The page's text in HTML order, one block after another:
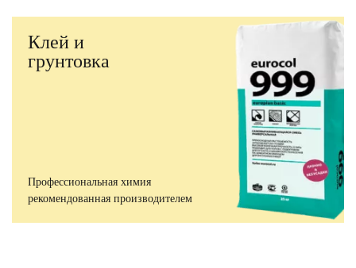
Клей и
грунтовка
Профессиональная химия
рекомендованная производителем